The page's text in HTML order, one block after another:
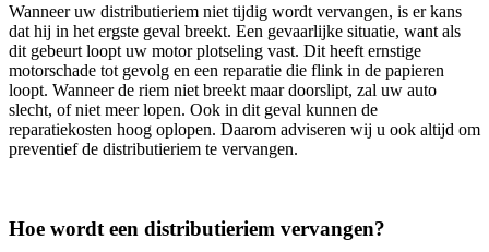
Wanneer uw distributieriem niet tijdig wordt vervangen, is er kans
dat hij in het ergste geval breekt. Een gevaarlijke situatie, want als
dit gebeurt loopt uw motor plotseling vast. Dit heeft ernstige
motorschade tot gevolg en een reparatie die flink in de papieren
loopt. Wanneer de riem niet breekt maar doorslipt, zal uw auto
slecht, of niet meer lopen. Ook in dit geval kunnen de
reparatiekosten hoog oplopen. Daarom adviseren wij u ook altijd om
preventief de distributieriem te vervangen.
Hoe wordt een distributieriem vervangen?